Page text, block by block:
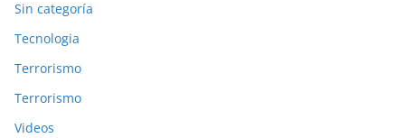
Sin categoría
Tecnologia
Terrorismo
Terrorismo
Videos